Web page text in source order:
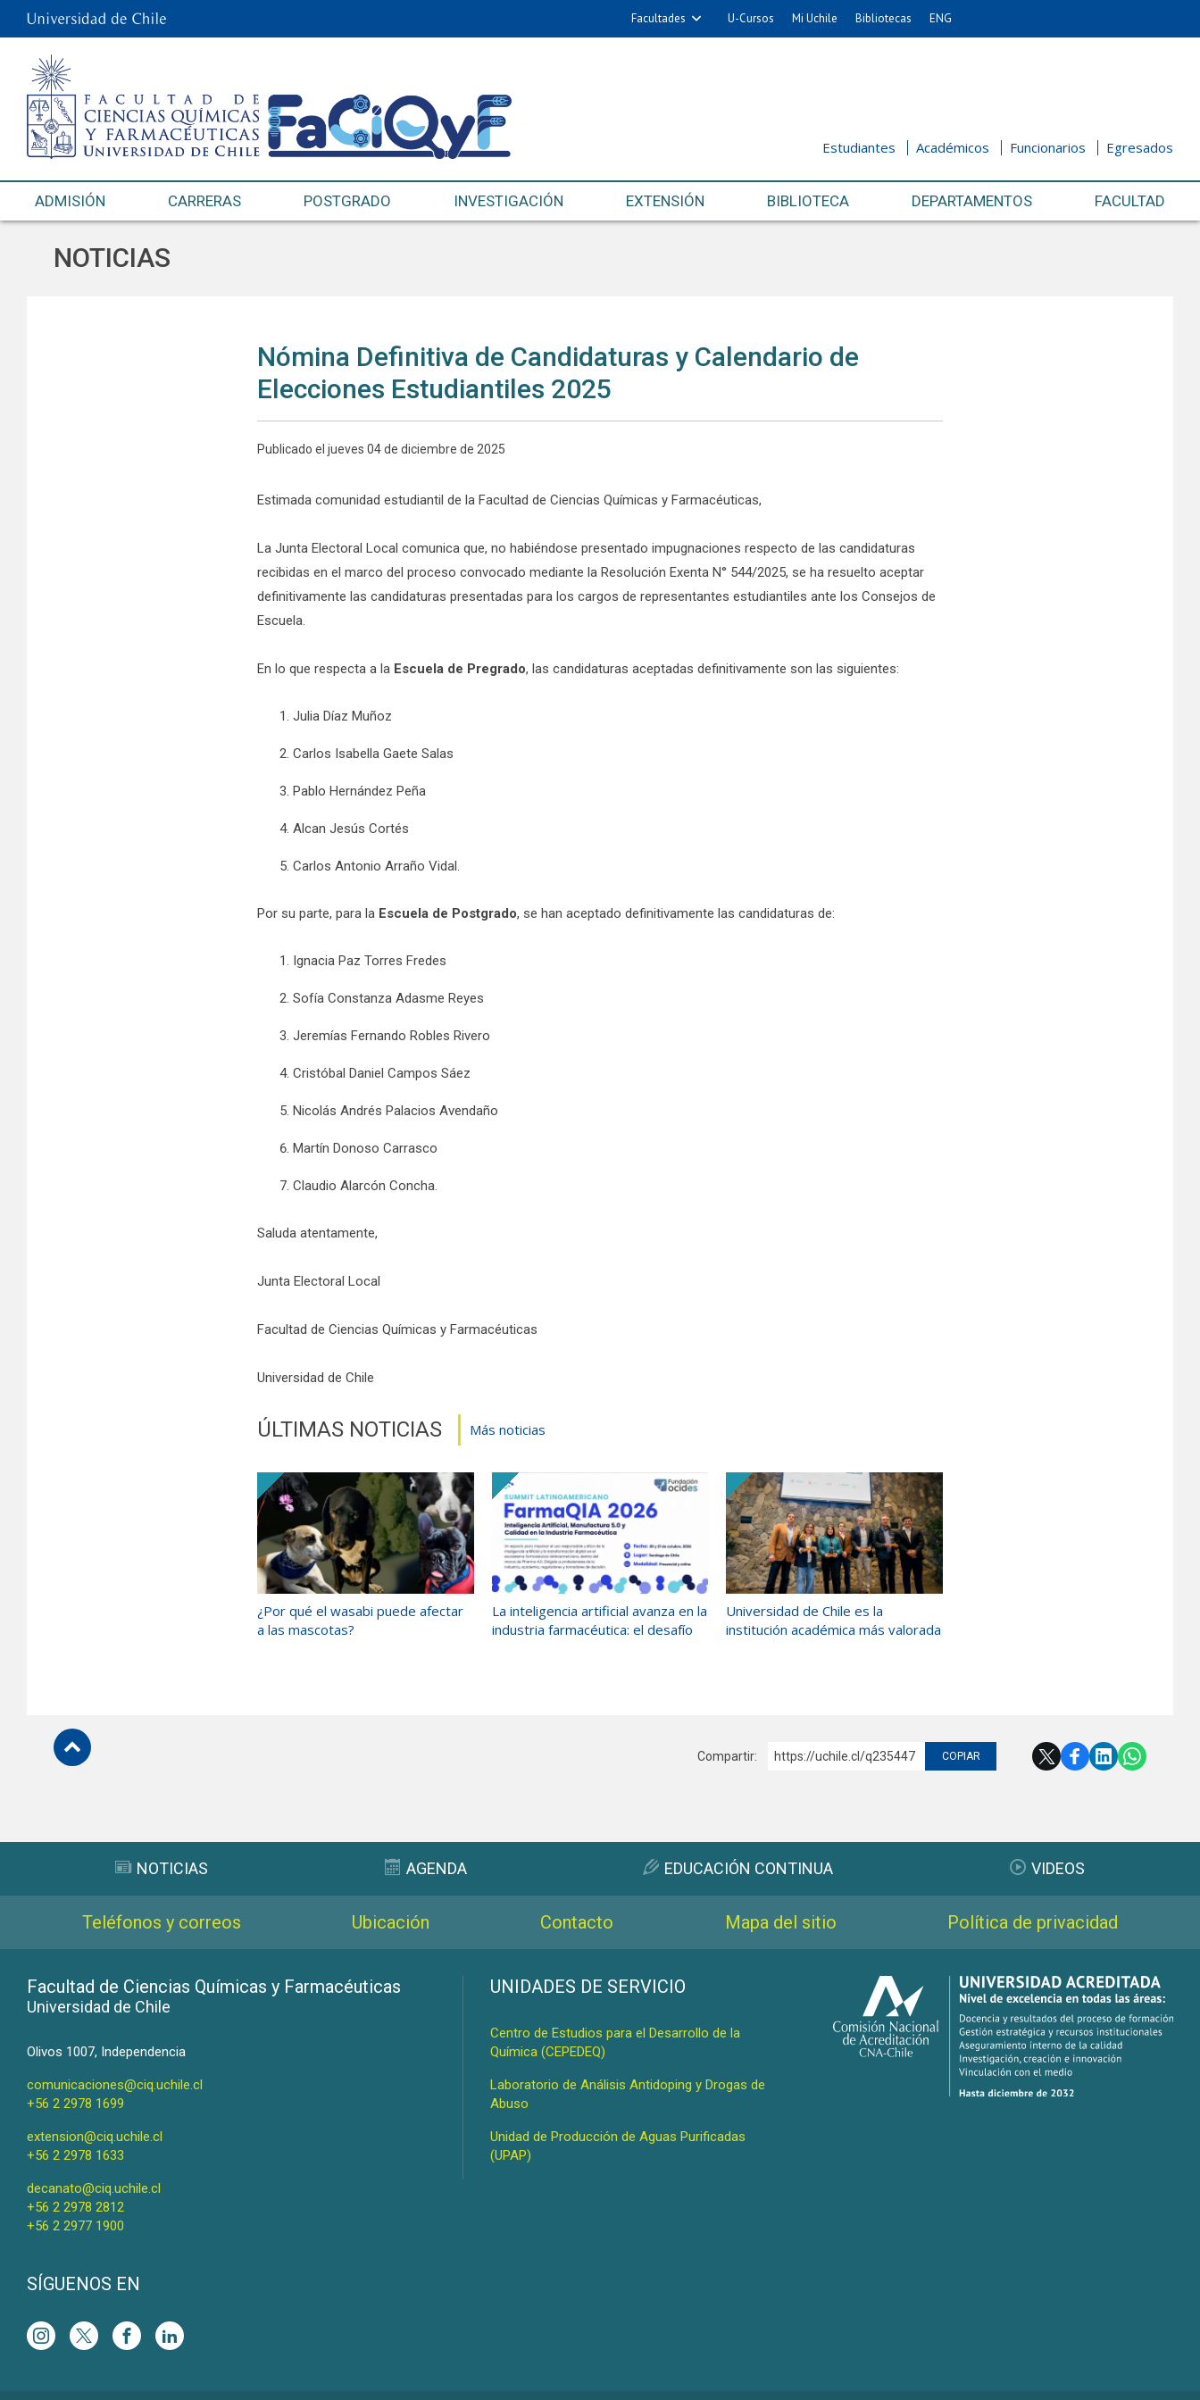
Facultades U-Cursos Mi Uchile Bibliotecas ENG
Estudiantes Académicos Funcionarios Egresados
ADMISIÓN CARRERAS POSTGRADO INVESTIGACIÓN EXTENSIÓN BIBLIOTECA DEPARTAMENTOS FACULTAD
NOTICIAS
Nómina Definitiva de Candidaturas y Calendario de
Elecciones Estudiantiles 2025
Publicado el jueves 04 de diciembre de 2025
Estimada comunidad estudiantil de la Facultad de Ciencias Químicas y Farmacéuticas,
La Junta Electoral Local comunica que, no habiéndose presentado impugnaciones respecto de las candidaturas
recibidas en el marco del proceso convocado mediante la Resolución Exenta N° 544/2025, se ha resuelto aceptar
definitivamente las candidaturas presentadas para los cargos de representantes estudiantiles ante los Consejos de
Escuela.
En lo que respecta a la Escuela de Pregrado, las candidaturas aceptadas definitivamente son las siguientes:
Julia Díaz Muñoz
Carlos Isabella Gaete Salas
Pablo Hernández Peña
Alcan Jesús Cortés
Carlos Antonio Arraño Vidal.
Por su parte, para la Escuela de Postgrado, se han aceptado definitivamente las candidaturas de:
Ignacia Paz Torres Fredes
Sofía Constanza Adasme Reyes
Jeremías Fernando Robles Rivero
Cristóbal Daniel Campos Sáez
Nicolás Andrés Palacios Avendaño
Martín Donoso Carrasco
Claudio Alarcón Concha.
Saluda atentamente,
Junta Electoral Local
Facultad de Ciencias Químicas y Farmacéuticas
Universidad de Chile
ÚLTIMAS NOTICIAS Más noticias
¿Por qué el wasabi puede afectar
a las mascotas?
La inteligencia artificial avanza en la
industria farmacéutica: el desafío
Universidad de Chile es la
institución académica más valorada
Compartir: https://uchile.cl/q235447 COPIAR
NOTICIAS AGENDA EDUCACIÓN CONTINUA VIDEOS
Teléfonos y correos Ubicación Contacto Mapa del sitio Política de privacidad
Facultad de Ciencias Químicas y Farmacéuticas
Universidad de Chile
Olivos 1007, Independencia
comunicaciones@ciq.uchile.cl
+56 2 2978 1699
extension@ciq.uchile.cl
+56 2 2978 1633
decanato@ciq.uchile.cl
+56 2 2978 2812
+56 2 2977 1900
SÍGUENOS EN
UNIDADES DE SERVICIO
Centro de Estudios para el Desarrollo de la
Química (CEPEDEQ)
Laboratorio de Análisis Antidoping y Drogas de
Abuso
Unidad de Producción de Aguas Purificadas
(UPAP)